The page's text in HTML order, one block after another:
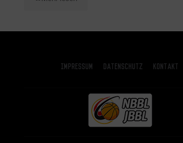
Impressum Datenschutz Kontakt